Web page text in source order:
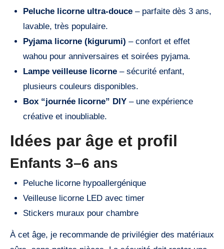
Peluche licorne ultra-douce– parfaite dès 3 ans,
lavable, très populaire.
Pyjama licorne (kigurumi) – confort et effet
wahou pour anniversaires et soirées pyjama.
Lampe veilleuse licorne– sécurité enfant,
plusieurs couleurs disponibles.
Box “journée licorne” DIY– une expérience
créative et inoubliable.
Idées par âge et profil
Enfants 3–6 ans
Peluche licorne hypoallergénique
Veilleuse licorne LED avec timer
Stickers muraux pour chambre
À cet âge, je recommande de privilégier des matériaux